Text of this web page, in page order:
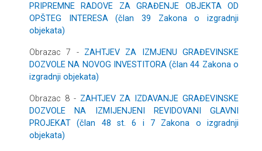
PRIPREMNE RADOVE ZA GRAĐENJE OBJEKTA OD
OPŠTEG INTERESA (član 39 Zakona o izgradnji
objekata)
Obrazac 7 - ZAHTJEV ZA IZMJENU GRAĐEVINSKE
DOZVOLE NA NOVOG INVESTITORA (član 44 Zakona o
izgradnji objekata)
Obrazac 8 - ZAHTJEV ZA IZDAVANJE GRAĐEVINSKE
DOZVOLE NA IZMIJENJENI REVIDOVANI GLAVNI
PROJEKAT (član 48 st. 6 i 7 Zakona o izgradnji
objekata)